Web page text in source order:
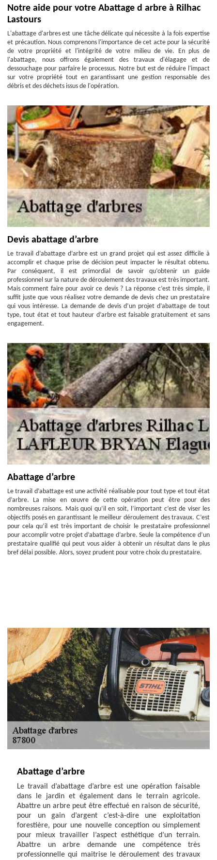
Notre aide pour votre Abattage d arbre à Rilhac
Lastours
L'abattage d'arbres est une tâche délicate qui nécessite à la fois expertise
et précaution. Nous comprenons l'importance de cet acte pour la sécurité
de votre propriété et l'intégrité de votre milieu de vie. En plus de
l'abattage, nous offrons également des travaux d'élagage et de
dessouchage pour parfaire le processus. Notre but est de réduire l'impact
sur votre propriété tout en garantissant une gestion responsable des
débris et des déchets issus de l'opération.
Devis abattage d’arbre
Le travail d’abattage d’arbre est un grand projet qui est assez difficile à
accomplir et chaque prise de décision peut impacter le résultat obtenu.
Par conséquent, il est primordial de savoir qu’obtenir un guide
professionnel sur la nature de déroulement des travaux est très important.
Mais comment faire pour avoir ce devis ? La réponse c’est très simple, il
suffit juste que vous réalisez votre demande de devis chez un prestataire
qui vous intéresse. La demande de devis d’un projet d’abattage de tout
type, tout état et tout hauteur d’arbre est faisable gratuitement et sans
engagement.
Abattage d’arbre
Le travail d’abattage est une activité réalisable pour tout type et tout état
d’arbre. La mise en œuvre de cette opération peut être pour des
nombreuses raisons. Mais quoi qu’il en soit, l’important c’est de viser les
objectifs posés en garantissant le meilleur déroulement des travaux. C’est
pour cela qu’il est très important de choisir le prestataire professionnel
pour accomplir votre projet d’abattage d’arbre. Seule la compétence d’un
prestataire qualifié qui peut vous aider à obtenir un résultat dans le plus
bref délai possible. Alors, soyez prudent pour votre choix du prestataire.
Abattage d’arbre
Le travail d’abattage d’arbre est une opération faisable
dans le jardin et également dans le terrain agricole.
Abattre un arbre peut être effectué en raison de sécurité,
pour un gain d’argent c’est-à-dire une exploitation
forestière, pour une nouvelle conception ou simplement
pour mieux travailler l’aspect esthétique d’un terrain.
Abattre un arbre demande une compétence très
professionnelle qui maitrise le déroulement des travaux